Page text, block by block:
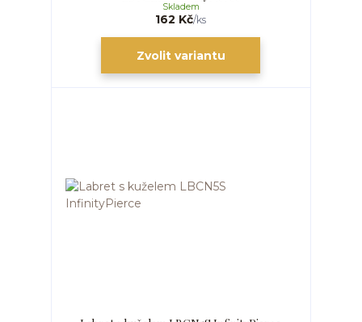
162 Kč/ks
Skladem
Zvolit variantu